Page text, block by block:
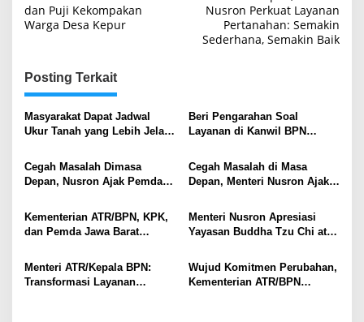
dan Puji Kekompakan
Warga Desa Kepur
Nusron Perkuat Layanan
Pertanahan: Semakin
Sederhana, Semakin Baik
Posting Terkait
Masyarakat Dapat Jadwal
Ukur Tanah yang Lebih Jelas
Terjadwal
Beri Pengarahan Soal
Layanan di Kanwil BPN
Nusron: Gunakan Sudut
Pandang Masyarakat
Cegah Masalah Dimasa
Depan, Nusron Ajak Pemda
Rumah Ibadah di NTT
Cegah Masalah di Masa
Depan, Menteri Nusron Ajak
Tanah Rumah Ibadah di NTT
Kementerian ATR/BPN, KPK,
dan Pemda Jawa Barat
Upaya Pencegahan Korupsi
serta Penguatan Ekonomi
Menteri Nusron Apresiasi
Yayasan Buddha Tzu Chi atas
Huntap bagi Korban Bencana
di Aceh Tamiang
Menteri ATR/Kepala BPN:
Transformasi Layanan
Wujud Komitmen Perubahan,
Kementerian ATR/BPN